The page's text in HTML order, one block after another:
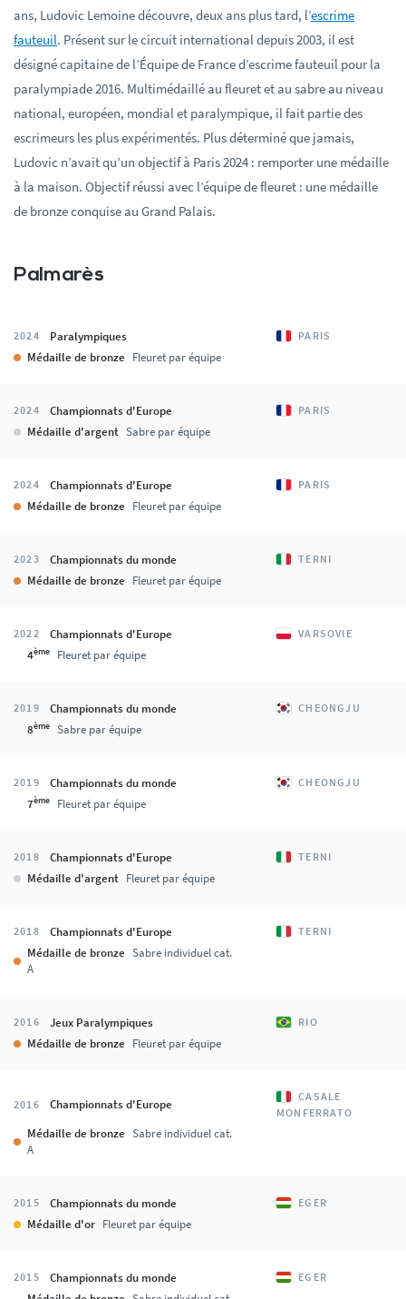
ans, Ludovic Lemoine découvre, deux ans plus tard, l’escrime
fauteuil. Présent sur le circuit international depuis 2003, il est
désigné capitaine de l’Équipe de France d’escrime fauteuil pour la
paralympiade 2016. Multimédaillé au fleuret et au sabre au niveau
national, européen, mondial et paralympique, il fait partie des
escrimeurs les plus expérimentés. Plus déterminé que jamais,
Ludovic n’avait qu’un objectif à Paris 2024 : remporter une médaille
à la maison. Objectif réussi avec l’équipe de fleuret : une médaille
de bronze conquise au Grand Palais.
Palmarès
2024 Paralympiques PARIS
Médaille de bronze Fleuret par équipe
2024 Championnats d'Europe PARIS
Médaille d'argent Sabre par équipe
2024 Championnats d'Europe PARIS
Médaille de bronze Fleuret par équipe
2023 Championnats du monde TERNI
Médaille de bronze Fleuret par équipe
2022 Championnats d'Europe VARSOVIE
4ème Fleuret par équipe
2019 Championnats du monde CHEONGJU
8ème Sabre par équipe
2019 Championnats du monde CHEONGJU
7ème Fleuret par équipe
2018 Championnats d'Europe TERNI
Médaille d'argent Fleuret par équipe
2018 Championnats d'Europe TERNI
Médaille de bronze Sabre individuel cat.
A
2016 Jeux Paralympiques RIO
Médaille de bronze Fleuret par équipe
2016 Championnats d'Europe
CASALE
MONFERRATO
Médaille de bronze Sabre individuel cat.
A
2015 Championnats du monde EGER
Médaille d'or Fleuret par équipe
2015 Championnats du monde EGER